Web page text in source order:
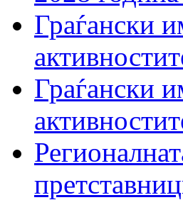
Граѓански
Граѓански